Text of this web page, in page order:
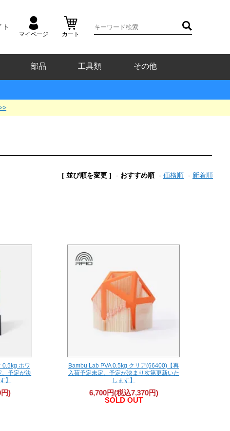
マイページ カート
部品 工具類 その他
[ 並び順を変更 ] - おすすめ順 - 価格順 - 新着順
0.5kg ホワ
、予定が決
】
)
Bambu Lab PVA 0.5kg クリア(66400)【再
入荷予定未定、予定が決まり次第更新いた
します】
6,700円(税込7,370円)
SOLD OUT